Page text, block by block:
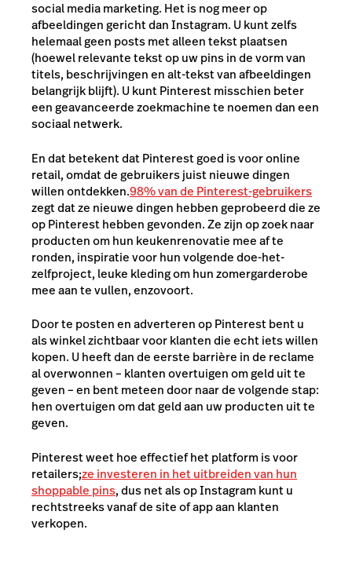
social media marketing. Het is nog meer op
afbeeldingen gericht dan Instagram. U kunt zelfs
helemaal geen posts met alleen tekst plaatsen
(hoewel relevante tekst op uw pins in de vorm van
titels, beschrijvingen en alt-tekst van afbeeldingen
belangrijk blijft). U kunt Pinterest misschien beter
een geavanceerde zoekmachine te noemen dan een
sociaal netwerk.
En dat betekent dat Pinterest goed is voor online
retail, omdat de gebruikers juist nieuwe dingen
willen ontdekken.98% van de Pinterest-gebruikers
zegt dat ze nieuwe dingen hebben geprobeerd die ze
op Pinterest hebben gevonden. Ze zijn op zoek naar
producten om hun keukenrenovatie mee af te
ronden, inspiratie voor hun volgende doe-het-
zelfproject, leuke kleding om hun zomergarderobe
mee aan te vullen, enzovoort.
Door te posten en adverteren op Pinterest bent u
als winkel zichtbaar voor klanten die echt iets willen
kopen. U heeft dan de eerste barrière in de reclame
al overwonnen – klanten overtuigen om geld uit te
geven – en bent meteen door naar de volgende stap:
hen overtuigen om dat geld aan uw producten uit te
geven.
Pinterest weet hoe effectief het platform is voor
retailers;ze investeren in het uitbreiden van hun
shoppable pins, dus net als op Instagram kunt u
rechtstreeks vanaf de site of app aan klanten
verkopen.